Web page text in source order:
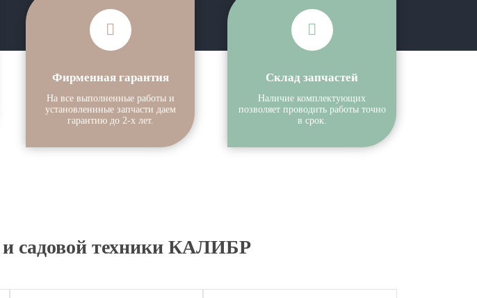
Фирменная гарантия
На все выполненные работы и
установленнные запчасти даем
гарантию до 2-х лет.
Склад запчастей
Наличие комплектующих
позволяет проводить работы точно
в срок.
садовой техники КАЛИБР